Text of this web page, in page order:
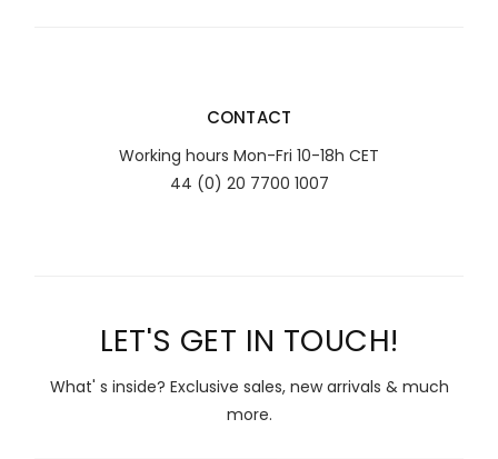
CONTACT
Working hours Mon-Fri 10-18h CET
44 (0) 20 7700 1007
LET'S GET IN TOUCH!
What' s inside? Exclusive sales, new arrivals & much
more.